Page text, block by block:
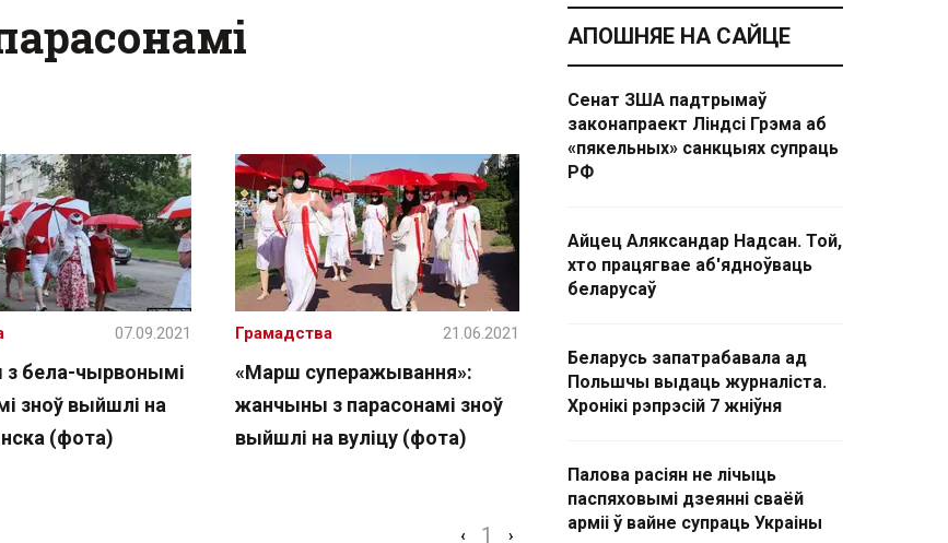
бела-чырвонымі
зноў выйшлі на
(фота)
07.09.2021
«Марш суперажывання»:
жанчыны з парасонамі зноў
выйшлі на вуліцу (фота)
Грамадства 21.06.2021
‹ 1 ›
АПОШНЯЕ НА САЙЦЕ
Сенат ЗША падтрымаў
законапраект Ліндсі Грэма аб
«пякельных» санкцыях супраць
РФ
Айцец Аляксандар Надсан. Той,
хто працягвае аб'ядноўваць
беларусаў
Беларусь запатрабавала ад
Польшчы выдаць журналіста.
Хронікі рэпрэсій 7 жніўня
Палова расіян не лічыць
паспяховымі дзеянні сваёй
арміі ў вайне супраць Украіны